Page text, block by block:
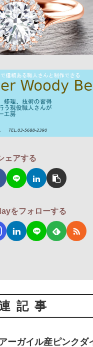
ェアする
をフォローする
記事
ーガイル産ピンクダ